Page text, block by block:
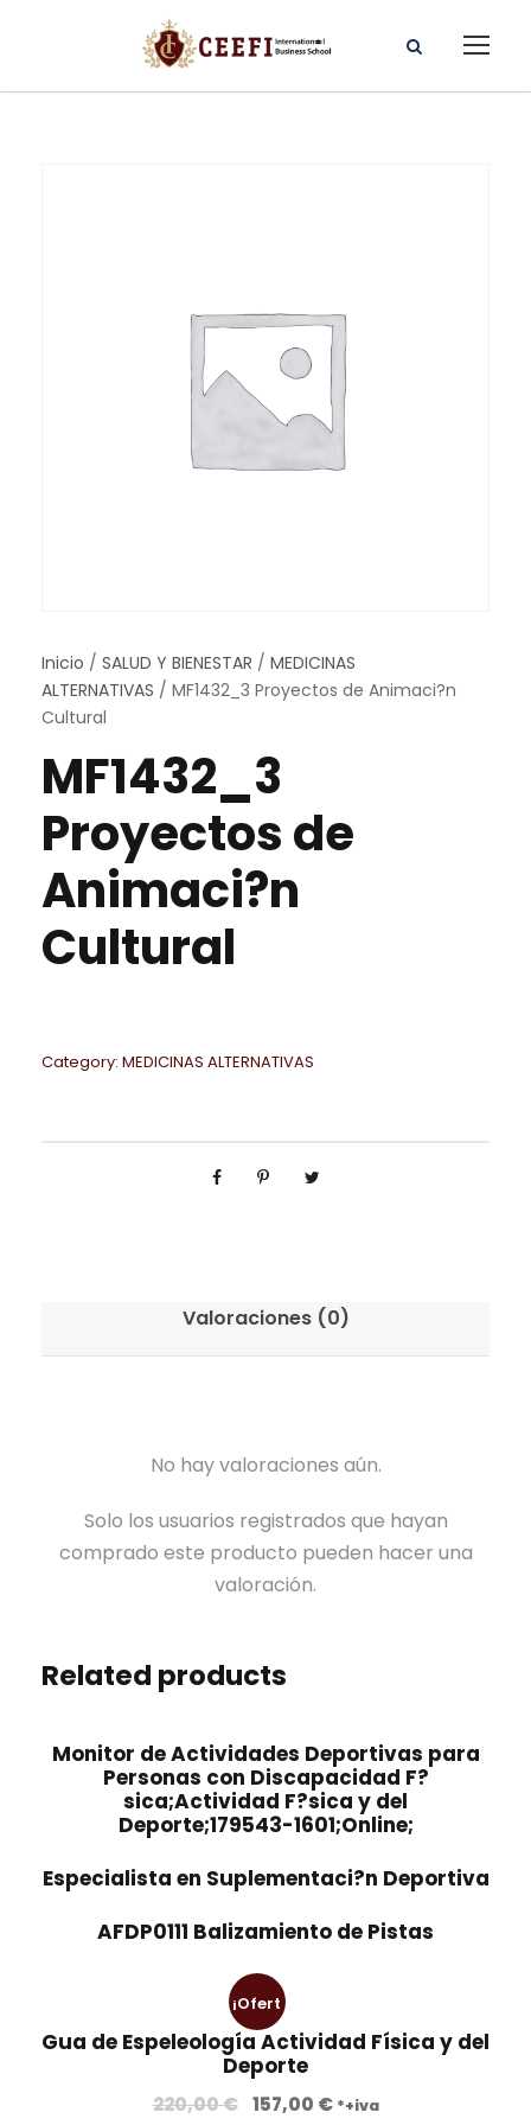
Inicio / SALUD Y BIENESTAR / MEDICINAS
ALTERNATIVAS / MF1432_3 Proyectos de Animaci?n
Cultural
MF1432_3
Proyectos de
Animaci?n
Cultural
Category: MEDICINAS ALTERNATIVAS
Valoraciones (0)
No hay valoraciones aún.
Solo los usuarios registrados que hayan
comprado este producto pueden hacer una
valoración.
Related products
Monitor de Actividades Deportivas para
Personas con Discapacidad F?
sica;Actividad F?sica y del
Deporte;179543-1601;Online;
Especialista en Suplementaci?n Deportiva
AFDP0111 Balizamiento de Pistas
¡Ofert
a!
Gua de Espeleología Actividad Física y del
Deporte
220,00€ E
157,00 €E*+iva